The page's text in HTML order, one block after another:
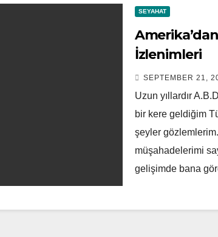
SEYAHAT
İzlenimleri
SEPTEMBER 21,
Uzun yıllardır
bir kere geldiğim
şeyler
müşahadelerimi
gelişimde bana